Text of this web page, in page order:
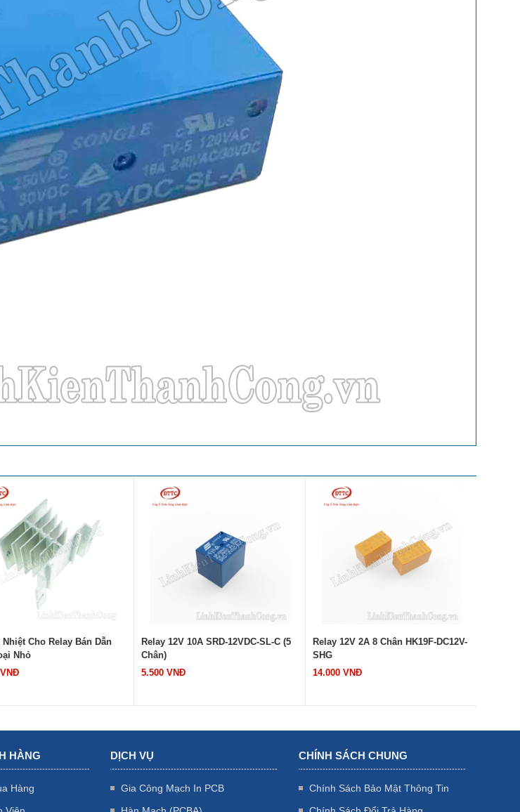
Nhiệt Cho Relay Bán Dẫn
Nhỏ
Relay 12V 10A SRD-12VDC-SL-C (5
Chân)
5.500 VNĐ
Relay 12V 2A 8 Chân HK19F-DC12V-
SHG
14.000 VNĐ
HÀNG
Hàng
DỊCH VỤ
Gia Công Mạch In PCB
CHÍNH SÁCH CHUNG
Chính Sách Bảo Mật Thông Tin